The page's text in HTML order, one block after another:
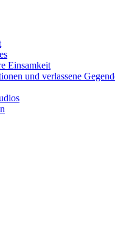
Einsamkeit
und verlassene